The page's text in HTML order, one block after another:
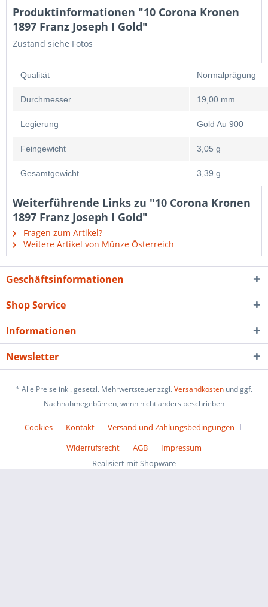
Produktinformationen "10 Corona Kronen
1897 Franz Joseph I Gold"
Zustand siehe Fotos
Qualität Normalprägung
Durchmesser 19,00 mm
Legierung Gold Au 900
Feingewicht 3,05 g
Gesamtgewicht 3,39 g
Weiterführende Links zu "10 Corona Kronen
1897 Franz Joseph I Gold"
Fragen zum Artikel?
Weitere Artikel von Münze Österreich
Geschäftsinformationen
Shop Service
Informationen
Newsletter
* Alle Preise inkl. gesetzl. Mehrwertsteuer zzgl.Versandkosten und ggf.
Nachnahmegebühren, wenn nicht anders beschrieben
Cookies Kontakt
Versand und Zahlungsbedingungen
Widerrufsrecht
AGB
Impressum
Realisiert mit Shopware